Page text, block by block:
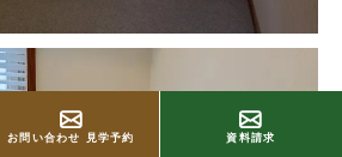
お問い合わせ 見学予約 資料請求